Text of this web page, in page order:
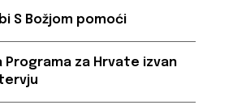
S Božjom pomoći
Programa za Hrvate izvan